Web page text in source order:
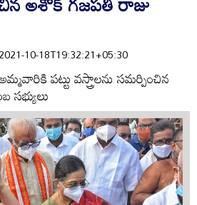
10-18T19:32:21+05:30
పట్టు వస్త్రాలను సమర్పించిన
సభ్యులు